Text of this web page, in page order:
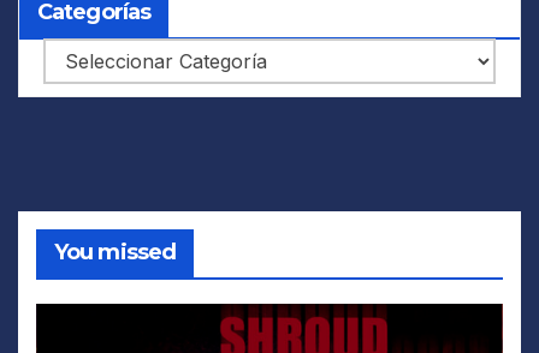
Categorías
Categorías
You missed